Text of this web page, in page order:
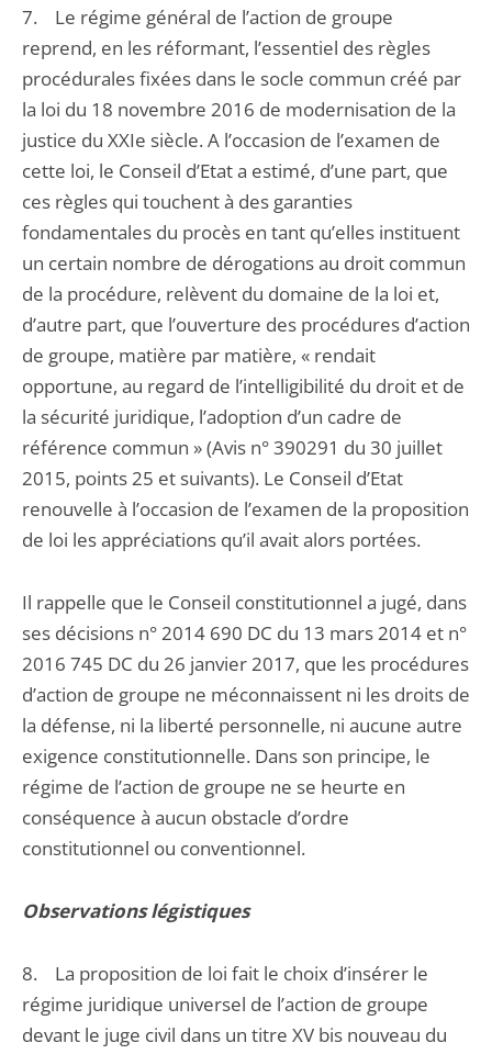
7. Le régime général de l’action de groupe
reprend, en les réformant, l’essentiel des règles
procédurales fixées dans le socle commun créé par
la loi du 18 novembre 2016 de modernisation de la
justice du XXIe siècle. A l’occasion de l’examen de
cette loi, le Conseil d’Etat a estimé, d’une part, que
ces règles qui touchent à des garanties
fondamentales du procès en tant qu’elles instituent
un certain nombre de dérogations au droit commun
de la procédure, relèvent du domaine de la loi et,
d’autre part, que l’ouverture des procédures d’action
de groupe, matière par matière, « rendait
opportune, au regard de l’intelligibilité du droit et de
la sécurité juridique, l’adoption d’un cadre de
référence commun » (Avis n° 390291 du 30 juillet
2015, points 25 et suivants). Le Conseil d’Etat
renouvelle à l’occasion de l’examen de la proposition
de loi les appréciations qu’il avait alors portées.
Il rappelle que le Conseil constitutionnel a jugé, dans
ses décisions n° 2014 690 DC du 13 mars 2014 et n°
2016 745 DC du 26 janvier 2017, que les procédures
d’action de groupe ne méconnaissent ni les droits de
la défense, ni la liberté personnelle, ni aucune autre
exigence constitutionnelle. Dans son principe, le
régime de l’action de groupe ne se heurte en
conséquence à aucun obstacle d’ordre
constitutionnel ou conventionnel.
Observations légistiques
8. La proposition de loi fait le choix d’insérer le
régime juridique universel de l’action de groupe
devant le juge civil dans un titre XV bis nouveau du